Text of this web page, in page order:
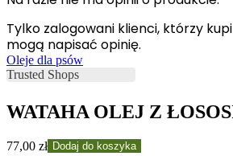
Tylko zalogowani klienci, którzy
mogą napisać opinię.
Oleje dla psów
WATAHA OLEJ Z
77,00 złilość
Dodaj do koszyka